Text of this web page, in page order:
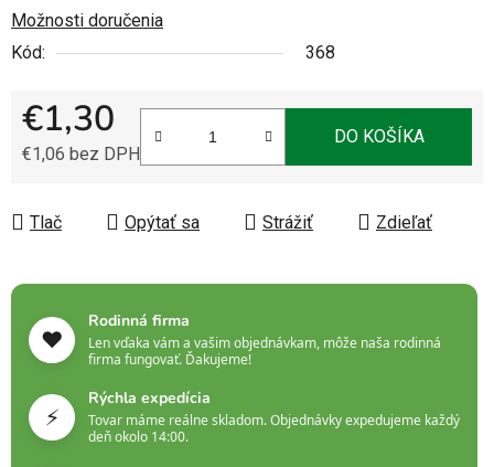
Možnosti doručenia
Kód:
368
€1,30
€1,06 bez DPH
DO KOŠÍKA
Tlač Opýtať sa Strážiť Zdieľať
❤️
Rodinná firma
Len vďaka vám a vašim objednávkam, môže naša rodinná
firma fungovať. Ďakujeme!
⚡
Rýchla expedícia
Tovar máme reálne skladom. Objednávky expedujeme každý
deň okolo 14:00.